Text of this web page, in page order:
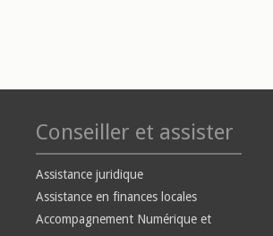
Conseiller et assister
Assistance juridique
Assistance en finances locales
Accompagnement Numérique et